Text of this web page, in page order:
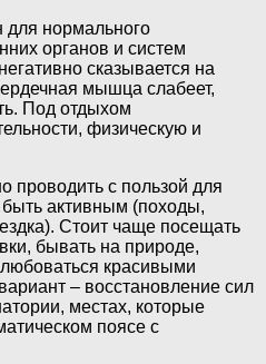
нормального
органов и систем
сказывается на
мышца слабеет,
Под отдыхом
физическую и
проводить с пользой для
активным (походы,
Стоит чаще посещать
бывать на природе,
красивыми
– восстановление сил
местах, которые
поясе с